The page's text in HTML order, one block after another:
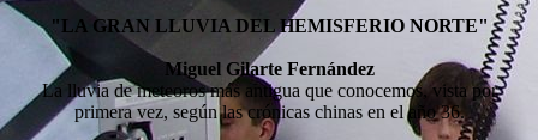
"LA GRAN LLUVIA DEL HEMISFERIO NORTE"
Miguel Gilarte Fernández
La lluvia de meteoros más antigua que conocemos, vista por
primera vez, según las crónicas chinas en el año 36.